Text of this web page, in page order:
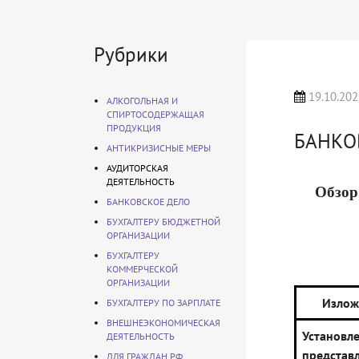
Рубрики
АЛКОГОЛЬНАЯ И
СПИРТОСОДЕРЖАЩАЯ
ПРОДУКЦИЯ
АНТИКРИЗИСНЫЕ МЕРЫ
АУДИТОРСКАЯ
ДЕЯТЕЛЬНОСТЬ
БАНКОВСКОЕ ДЕЛО
БУХГАЛТЕРУ БЮДЖЕТНОЙ
ОРГАНИЗАЦИИ
БУХГАЛТЕРУ
КОММЕРЧЕСКОЙ
ОРГАНИЗАЦИИ
БУХГАЛТЕРУ ПО ЗАРПЛАТЕ
ВНЕШНЕЭКОНОМИЧЕСКАЯ
ДЕЯТЕЛЬНОСТЬ
ДЛЯ ГРАЖДАН РФ